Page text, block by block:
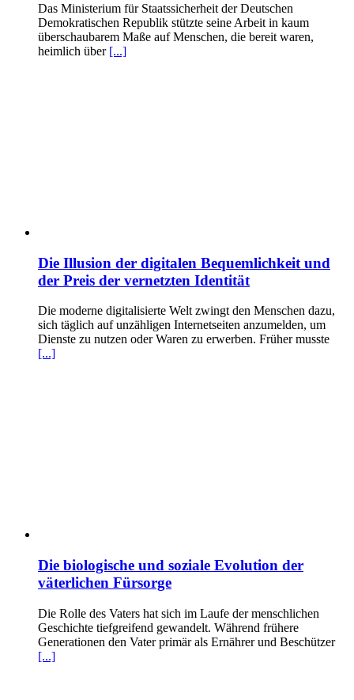
Das Ministerium für Staatssicherheit der Deutschen
Demokratischen Republik stützte seine Arbeit in kaum
überschaubarem Maße auf Menschen, die bereit waren,
heimlich über [...]
Die Illusion der digitalen Bequemlichkeit und
der Preis der vernetzten Identität
Die moderne digitalisierte Welt zwingt den Menschen dazu,
sich täglich auf unzähligen Internetseiten anzumelden, um
Dienste zu nutzen oder Waren zu erwerben. Früher musste
[...]
Die biologische und soziale Evolution der
väterlichen Fürsorge
Die Rolle des Vaters hat sich im Laufe der menschlichen
Geschichte tiefgreifend gewandelt. Während frühere
Generationen den Vater primär als Ernährer und Beschützer
[...]